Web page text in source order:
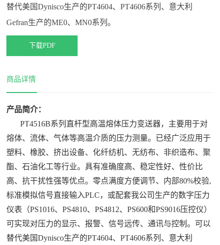
们
言
替代美国Dynisco生产的PT4604、PT4606系列、意大利
Gefran生产的ME0、MN0系列。
下载PDF
商品详情
产品简介：
PT4516B系列直杆型高温熔体压力变送器，主要用于对
熔体、流体、气体等高温介质的压力测量。已经广泛应用于
塑料、橡胶、挤出设备、化纤纺机、无纺布、非织造布、聚
酯、石油化工等行业。具有准确度高、稳定性好、性价比
高、抗干扰性强等优点。零点满度方便调节、内部80%校验,
标准模拟信号直接输入PLC，或配套我公司生产的数字压力
仪表（PS1016、PS4810、PS4812、PS600和PS9016压控仪）
可实现对压力的显示、报警、信号远传、通讯与控制。可以
替代美国Dynisco生产的PT4604、PT4606系列、意大利